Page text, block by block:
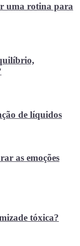
uma rotina para
de líquidos
as emoções
tóxica?